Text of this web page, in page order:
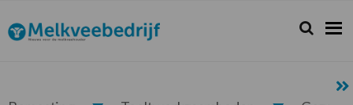
de
hoofdnavigatie
de
hoofd
de
eerste
de
voettekst
Melkveebedrijf.nl Zoeken...
Zoek